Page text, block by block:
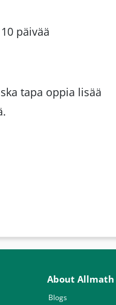
päivää
tapa oppia lisää
About Allmath
Blogs